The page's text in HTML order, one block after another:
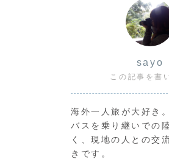
sayo
この記事を書
海外一人旅が大好き
バスを乗り継いでの
く、現地の人との交
きです。